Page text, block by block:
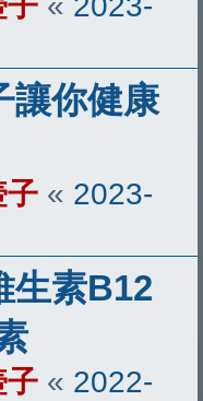
讓你健康
子 « 2023-
生素B12
子 « 2022-